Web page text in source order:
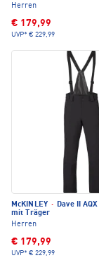
Herren
€ 179,99
UVP* € 229,99
McKINLEY · Dave II
mit Träger
Herren
€ 179,99
UVP* € 229,99